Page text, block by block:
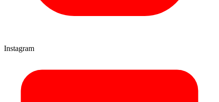
Instagram